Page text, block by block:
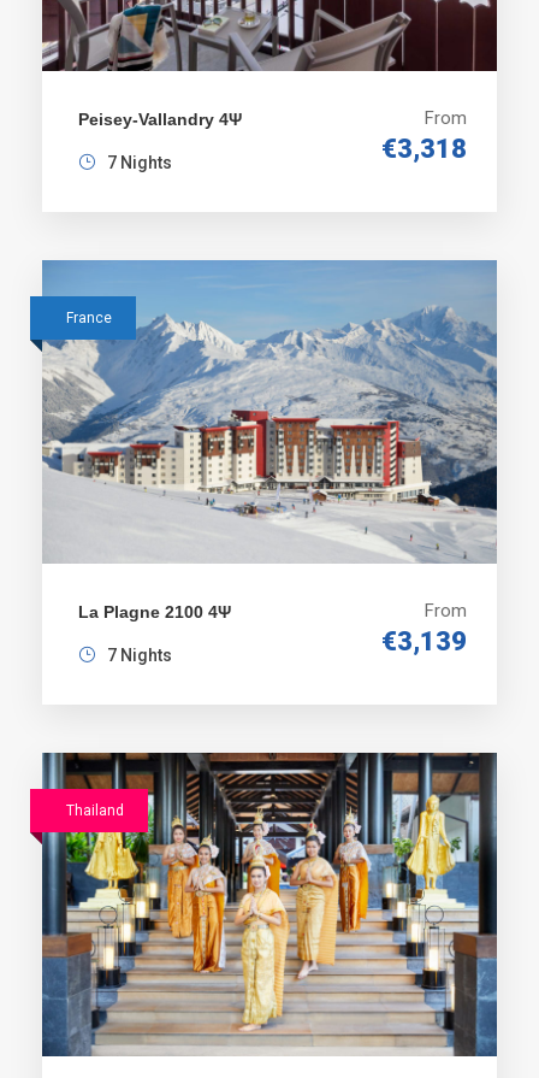
See More
Prices
Resort –
Indonesia
Nights
Price Per
Person
From
Return
Airport
Transfers
Per Person
€1189 RQ
Prices include:
* Hotel accommodation on All Inclusive Basis.
Peisey-Vallandry 4Ψ From
€3,318
7 Nights
France
La Plagne 2100 4Ψ From
€3,139
7 Nights
Thailand